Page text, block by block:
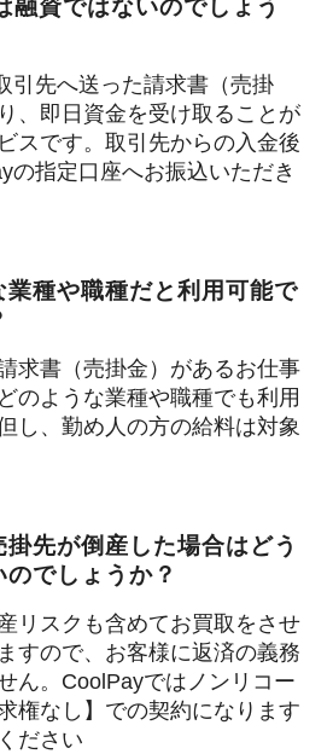
資ではないのでしょう
引先へ送った請求書（売掛
、即日資金を受け取ることが
スです。取引先からの入金後
の指定口座へお振込いただき
業種や職種だと利用可能で
求書（売掛金）があるお仕事
のような業種や職種でも利用
し、勤め人の方の給料は対象
先が倒産した場合はどう
のでしょうか？
リスクも含めてお買取をさせ
すので、お客様に返済の義務
ん。CoolPayではノンリコー
権なし】での契約になります
ださい